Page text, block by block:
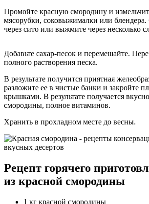
Промойте красную смородину и
мясорубки, соковыжималки или
через сито или выжмите через несколько
Добавьте сахар-песок и перемешайте.
полного растворения песка.
В результате получится приятная
разложите ее в чистые банки и закройте
крышками. В результате получается
смородины, полное витаминов.
Хранить в прохладном месте до весны.
Рецепт горячего
из красной смородины
1 кг красной смородины